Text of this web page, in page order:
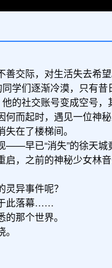
交际，对生活失去希望
同学们逐渐冷漠，只有
的社交账号变成空号
而起时，遇见一位神秘
在了楼梯间。
——早已“消失”的徐天城
，之前的神秘少女林
异事件呢？
此落幕……
那个世界。